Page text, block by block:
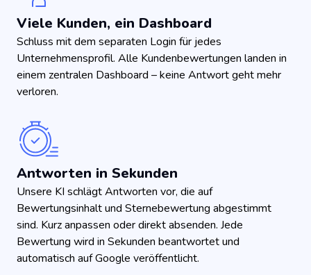
Viele Kunden, ein Dashboard
Schluss mit dem separaten Login für jedes
Unternehmensprofil. Alle Kundenbewertungen landen in
einem zentralen Dashboard – keine Antwort geht mehr
verloren.
Antworten in Sekunden
Unsere KI schlägt Antworten vor, die auf
Bewertungsinhalt und Sternebewertung abgestimmt
sind. Kurz anpassen oder direkt absenden. Jede
Bewertung wird in Sekunden beantwortet und
automatisch auf Google veröffentlicht.